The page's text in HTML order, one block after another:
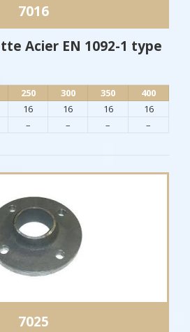
7016
Acier EN 1092-1 type
250 300 350
400
16 16 16
16
– – – –
7025